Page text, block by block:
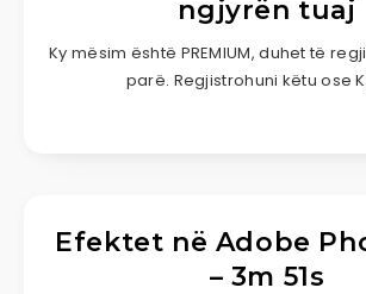
ngjyrën tuaj
Ky mësim është PREMIUM, duhet të
parë. Regjistrohuni këtu ose
Efektet në Adobe
– 3m 51s